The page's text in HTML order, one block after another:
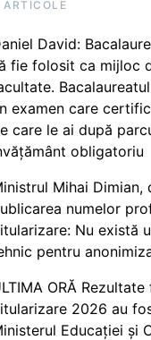
David:
fie folosit ca mijloc
examen care
care le ai după
obligatoriu
Mihai Dimian,
numelor
Nu există
pentru
ORĂ Rezultate
2026 au
Educației și